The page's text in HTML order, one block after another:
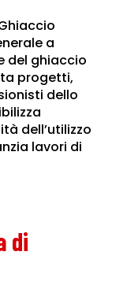
a
del ghiaccio
progetti,
dello
dell’utilizzo
lavori di
di